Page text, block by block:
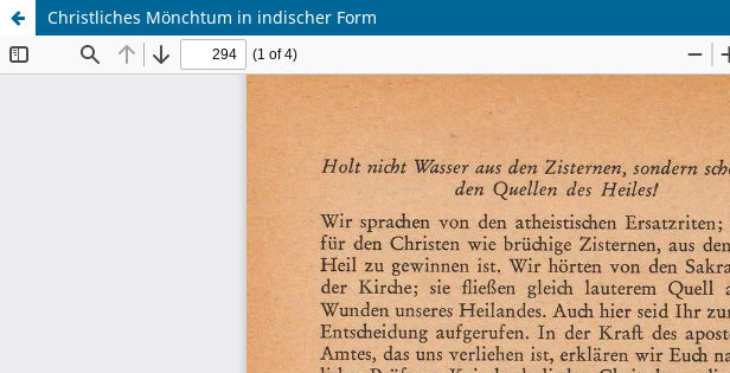
Christliches Mönchtum in indischer Form